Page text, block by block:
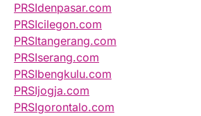
PRSIdenpasar.com
PRSIcilegon.com
PRSItangerang.com
PRSIserang.com
PRSIbengkulu.com
PRSIjogja.com
PRSIgorontalo.com